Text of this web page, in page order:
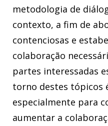
metodologia de
contexto, a fim de
contenciosas e
colaboração
partes interessadas
torno destes tópicos
especialmente para
aumentar a